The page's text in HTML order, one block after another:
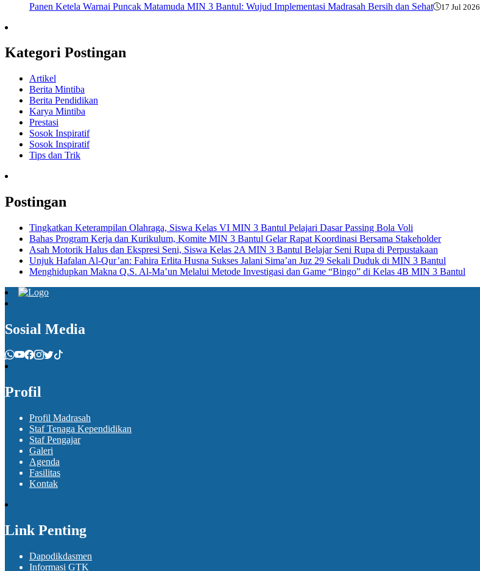
Panen Ketela Warnai Puncak Matamuda MIN 3 Bantul: Wujud Implementasi Madrasah Bersih dan Sehat 17 Jul 2026
Kategori Postingan
Artikel
Berita Mintiba
Berita Pendidikan
Karya Mintiba
Prestasi
Sosok Inspiratif
Sosok Inspiratif
Tips dan Trik
Postingan
Tingkatkan Keterampilan Olahraga, Siswa Kelas VI MIN 3 Bantul Pelajari Dasar Passing Bola Voli
Bahas Program Kerja dan Kurikulum, Komite MIN 3 Bantul Gelar Rapat Koordinasi Bersama Stakeholder
Asah Motorik Halus dan Ekspresi Seni, Siswa Kelas 2A MIN 3 Bantul Belajar Seni Rupa di Perpustakaan
Unjuk Hafalan Al-Qur’an: Fahira Erlita Husna Sukses Jalani Sima’an Juz 29 Sekali Duduk di MIN 3 Bantul
Menghidupkan Makna Q.S. Al-Ma’un Melalui Metode Investigasi dan Game “Bingo” di Kelas 4B MIN 3 Bantul
Sosial Media
Profil
Profil Madrasah
Staf Tenaga Kependidikan
Staf Pengajar
Galeri
Agenda
Fasilitas
Kontak
Link Penting
Dapodikdasmen
Informasi GTK